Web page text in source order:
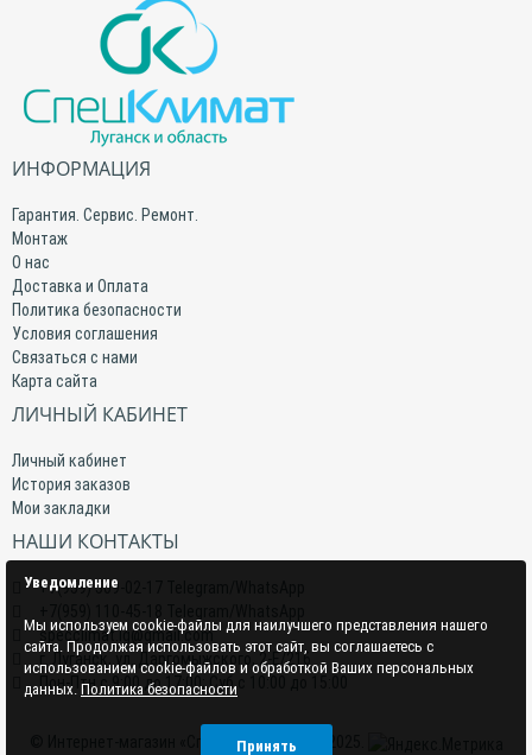
ИНФОРМАЦИЯ
Гарантия. Сервис. Ремонт.
Монтаж
О нас
Доставка и Оплата
Политика безопасности
Условия соглашения
Связаться с нами
Карта сайта
ЛИЧНЫЙ КАБИНЕТ
Личный кабинет
История заказов
Мои закладки
НАШИ КОНТАКТЫ
+7(959) 509-02-17 Telegram/WhatsApp
specclimat.lg@gmail.com
г. Луганск, ул. Даргомыжского, 2-Е/216
Пон-Птн с 9:00 до 17:00; Суб с 10:00 до 15:00
© Интернет-магазин «СпецКлимат» 2015–2025.
Уведомление
Мы используем cookie-файлы для наилучшего представления нашего
сайта. Продолжая использовать этот сайт, вы соглашаетесь с
использованием cookie-файлов и обработкой Ваших персональных
данных. Политика безопасности
Принять